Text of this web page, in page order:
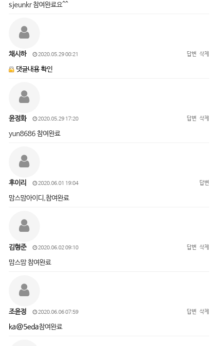
sjeunkr 참여완료요^^
채시하 2020.05.29 00:21 답변 삭제
댓글내용 확인
윤정화 2020.05.29 17:20 답변 삭제
yun8686 참여완료
후이리 2020.06.01 19:04 답변
맘스맘아이디,참여완료
김형준 2020.06.02 09:10 답변 삭제
맘스맘 참여완료
조윤정 2020.06.06 07:59 답변 삭제
ka@5eda참여완료